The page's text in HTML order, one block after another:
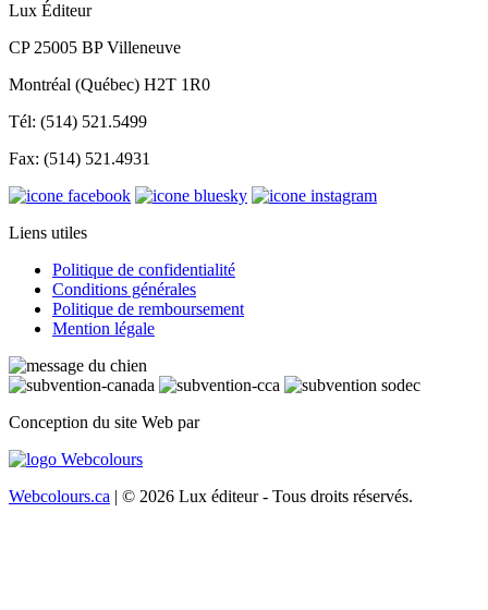
Lux Éditeur
CP 25005 BP Villeneuve
Montréal (Québec) H2T 1R0
Tél: (514) 521.5499
Fax: (514) 521.4931
Liens utiles
Politique de confidentialité
Conditions générales
Politique de remboursement
Mention légale
Conception du site Web par
Webcolours.ca | © 2026 Lux éditeur - Tous droits réservés.